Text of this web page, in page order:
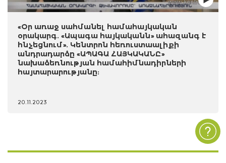
«Օր առաջ սահմանել համահայկական
օրակարգ. «Ապագա հայկականն» ահազանգ է
հնչեցնում». Կենտրոն հեռուստաալիքի
անդրադարձը «ԱՊԱԳԱ ՀԱՅԿԱԿԱՆԸ»
նախաձեռնության համահիմնադիրների
հայտարարությանը:
20.11.2023